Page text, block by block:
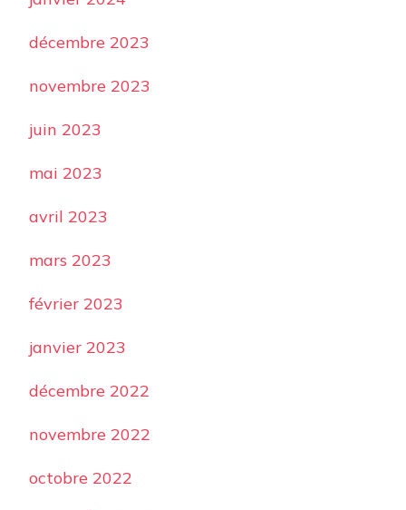
décembre 2023
novembre 2023
juin 2023
mai 2023
avril 2023
mars 2023
février 2023
janvier 2023
décembre 2022
novembre 2022
octobre 2022